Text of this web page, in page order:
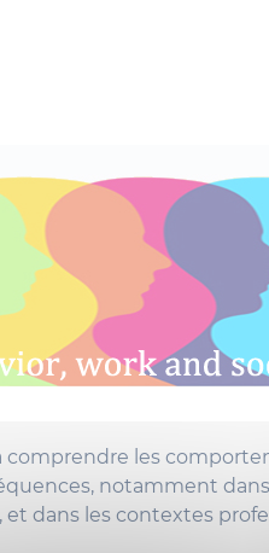
comprendre les
notamment
dans les contextes